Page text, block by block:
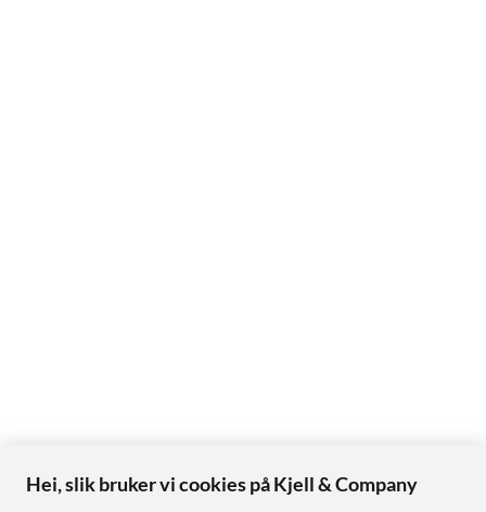
Hei, slik bruker vi cookies på Kjell & Company